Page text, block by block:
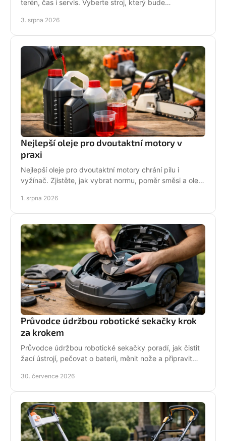
terén, čas i servis. Vyberte stroj, který bude
sezónu.
3. srpna 2026
Nejlepší oleje pro dvoutaktní motory v
praxi
Nejlepší oleje pro dvoutaktní motory chrání pilu i
vyžínač. Zjistěte, jak vybrat normu, poměr směsi a olej
1. srpna 2026
Průvodce údržbou robotické sekačky krok
za krokem
Průvodce údržbou robotické sekačky poradí, jak čistit
žací ústrojí, pečovat o baterii, měnit nože a připravit
30. července 2026